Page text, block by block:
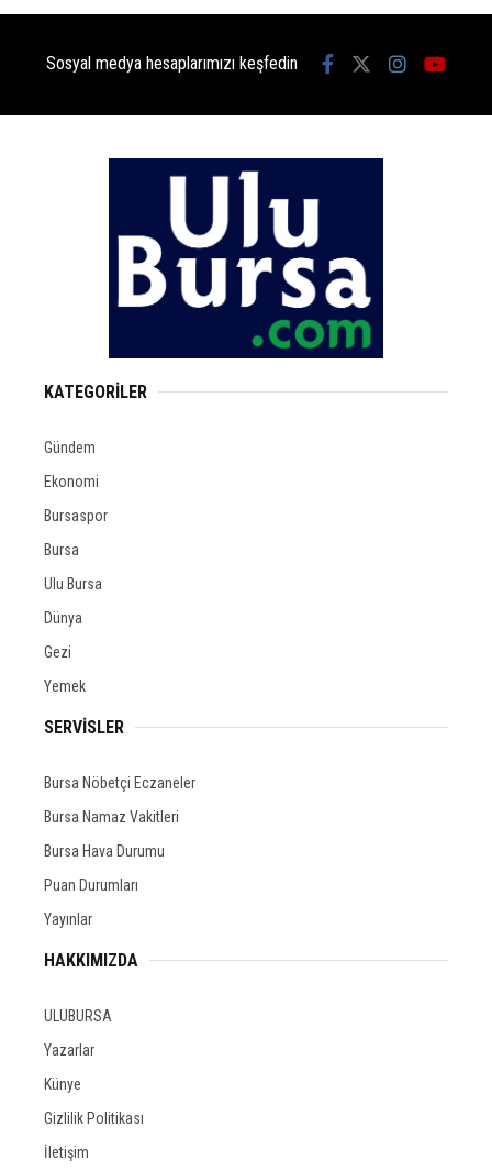
Sosyal medya hesaplarımızı keşfedin
KATEGORİLER
Gündem
Ekonomi
Bursaspor
Bursa
Ulu Bursa
Dünya
Gezi
Yemek
SERVİSLER
Bursa Nöbetçi Eczaneler
Bursa Namaz Vakitleri
Bursa Hava Durumu
Puan Durumları
Yayınlar
HAKKIMIZDA
ULUBURSA
Yazarlar
Künye
Gizlilik Politikası
İletişim